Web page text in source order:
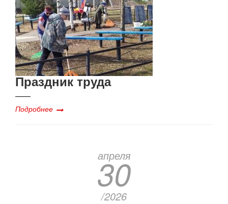
Праздник труда
Подробнее
апреля
30
/2026